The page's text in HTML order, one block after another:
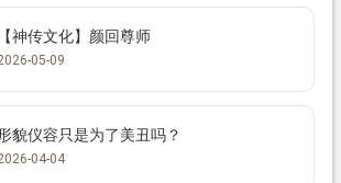
【神传文化】颜回尊师
05-09
貌仪容只是为了美丑吗？
04-04